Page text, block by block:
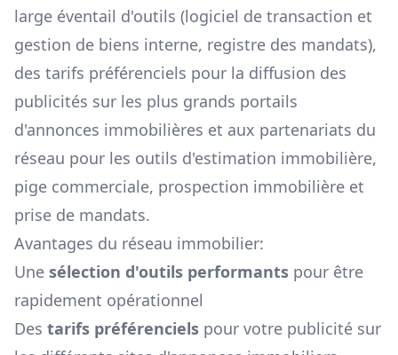
large éventail d'outils (logiciel de transaction et
gestion de biens interne, registre des mandats),
des tarifs préférenciels pour la diffusion des
publicités sur les plus grands portails
d'annonces immobilières et aux partenariats du
réseau pour les outils d'estimation immobilière,
pige commerciale, prospection immobilière et
prise de mandats.
Avantages du réseau immobilier:
Une sélection d'outils performants pour être
rapidement opérationnel
Des tarifs préférenciels pour votre publicité sur